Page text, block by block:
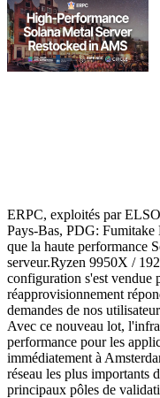
ERPC, exploités par
Pays-Bas, PDG:
que la haute performance
serveur.Ryzen 9950X /
configuration s'est vendue
réapprovisionnement
demandes de nos
Avec ce nouveau lot,
performance pour les
immédiatement à
réseau les plus importants
principaux pôles de